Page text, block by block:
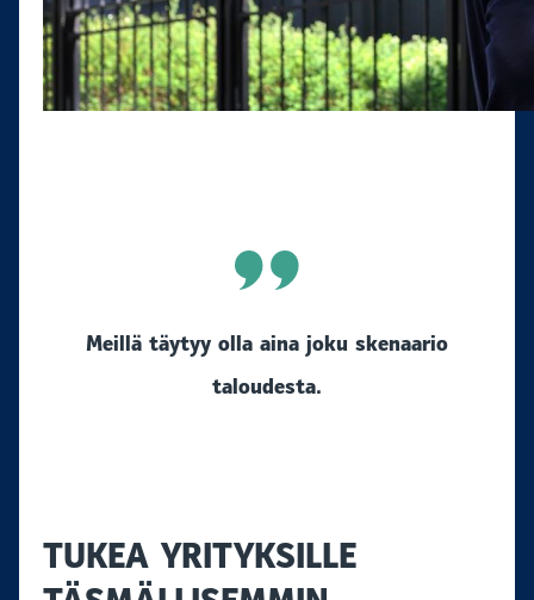
Meillä täytyy olla aina joku skenaario
taloudesta.
TUKEA YRITYKSILLE